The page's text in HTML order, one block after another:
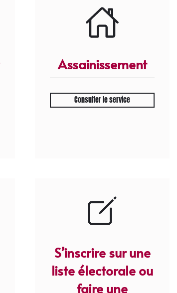
Assainissement
Consulter le service
S’inscrire sur une
liste électorale ou
faire une